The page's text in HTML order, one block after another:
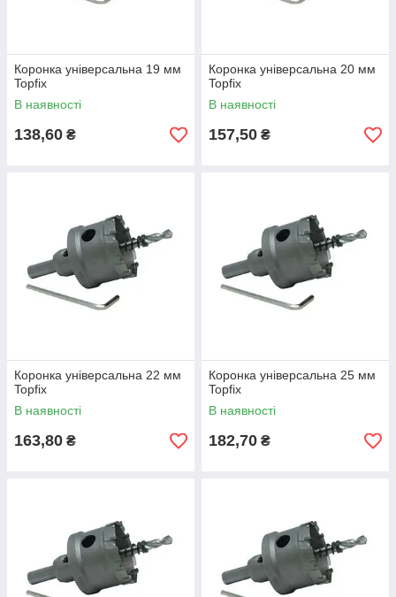
Коронка універсальна 19 мм
Topfix
В наявності
138,60 ₴
Коронка універсальна 20 мм
Topfix
В наявності
157,50 ₴
Коронка універсальна 22 мм
Topfix
В наявності
163,80 ₴
Коронка універсальна 25 мм
Topfix
В наявності
182,70 ₴